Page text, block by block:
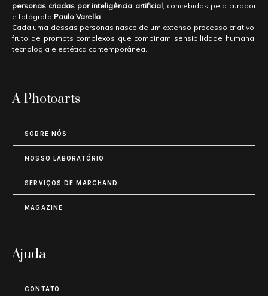
personas criadas por inteligência artificial, concebidas pelo curador
e fotógrafo Paulo Varella
Cada uma dessas personas nasce de um extenso processo criativo,
fruto de prompts complexos que combinam sensibilidade humana,
tecnologia e estética contemporânea.
A Photoarts
SOBRE NÓS
NOSSO LABORATÓRIO
SERVIÇOS DE MARCHAND
MAGAZINE
Ajuda
CONTATO